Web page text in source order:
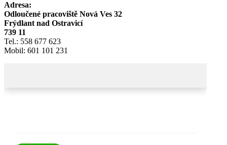
Adresa:
Odloučené pracoviště Nová Ves 32
Frýdlant nad Ostravicí
739 11
Tel.: 558 677 623
Mobil: 601 101 231